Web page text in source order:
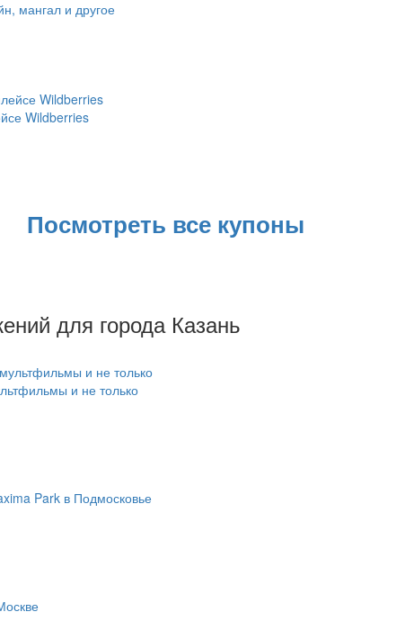
мангал и другое
Wildberries
Посмотреть все купоны
для города Казань
и не только
Park в Подмосковье